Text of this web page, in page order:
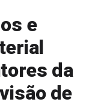
e
da
de